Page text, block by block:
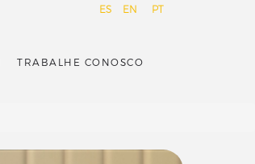
PT
EN
ES
TRABALHE CONOSCO